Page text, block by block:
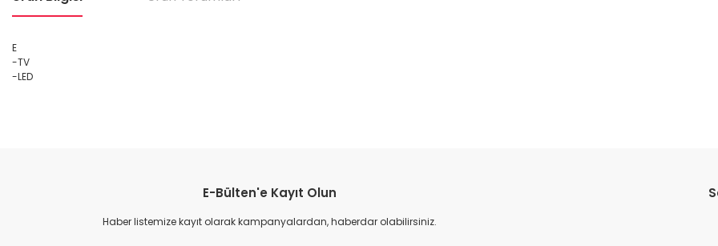
E
-TV
-LED
E-Bülten'e Kayıt Olun
Haber listemize kayıt olarak kampanyalardan, haberdar olabilirsiniz.